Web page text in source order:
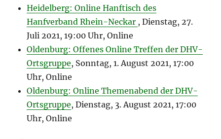
Heidelberg: Online Hanftisch des
Hanfverband Rhein-Neckar , Dienstag, 27.
Juli 2021, 19:00 Uhr, Online
Oldenburg: Offenes Online Treffen der DHV-
Ortsgruppe, Sonntag, 1. August 2021, 17:00
Uhr, Online
Oldenburg: Online Themenabend der DHV-
Ortsgruppe, Dienstag, 3. August 2021, 17:00
Uhr, Online